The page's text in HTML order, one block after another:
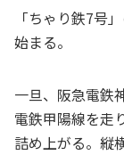
「ちゃり鉄7号
始まる。
一旦、阪急電鉄
電鉄甲陽線を走
詰め上がる。縦